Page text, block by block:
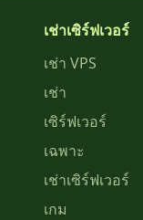
เช่าเซิร์ฟเวอร์
เช่า VPS
เช่า
เซิร์ฟเวอร์
เฉพาะ
เช่าเซิร์ฟเวอร์
เกม